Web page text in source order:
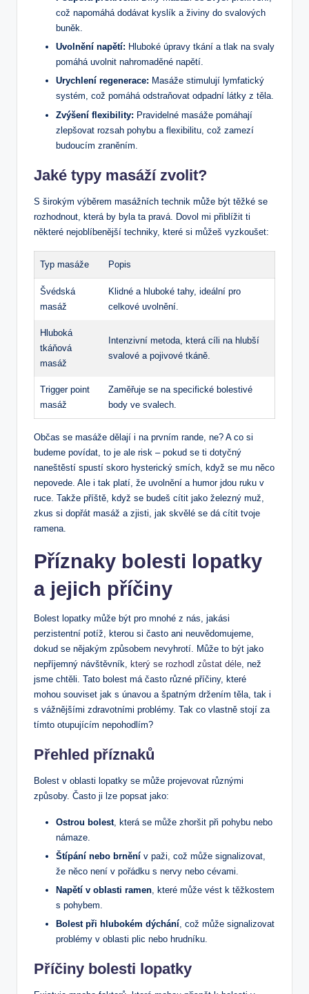
což napomáhá dodávat kyslík a živiny do svalových
buněk.
Uvolnění napětí: Hluboké úpravy tkání a tlak na svaly
pomáhá uvolnit nahromaděné napětí.
Urychlení regenerace: Masáže stimulují lymfatický
systém, což pomáhá odstraňovat odpadní látky z těla.
Zvýšení flexibility: Pravidelné masáže pomáhají
zlepšovat rozsah pohybu a flexibilitu, což zamezí
budoucím zraněním.
Jaké typy masáží zvolit?
S širokým výběrem masážních technik může být těžké se
rozhodnout, která by byla ta pravá. Dovol mi přiblížit ti
některé nejoblíbenější techniky, které si můžeš vyzkoušet:
Typ masáže Popis
Švédská
masáž
Klidné a hluboké tahy, ideální pro
celkové uvolnění.
Hluboká
tkáňová
masáž
Intenzivní metoda, která cíli na hlubší
svalové a pojivové tkáně.
Trigger point
masáž
Zaměřuje se na specifické bolestivé
body ve svalech.
Občas se masáže dělají i na prvním rande, ne? A co si
budeme povídat, to je ale risk – pokud se ti dotyčný
naneštěstí spustí skoro hysterický smích, když se mu něco
nepovede. Ale i tak platí, že uvolnění a humor jdou ruku v
ruce. Takže příště, když se budeš cítit jako železný muž,
zkus si dopřát masáž a zjisti, jak skvělé se dá cítit tvoje
ramena.
Příznaky bolesti lopatky
a jejich příčiny
Bolest lopatky může být pro mnohé z nás, jakási
perzistentní potíž, kterou si často ani neuvědomujeme,
dokud se nějakým způsobem nevyhrotí. Může to být jako
nepříjemný návštěvník, který se rozhodl zůstat déle , než
jsme chtěli. Tato bolest má často různé příčiny, které
mohou souviset jak s únavou a špatným držením těla, tak i
s vážnějšími zdravotními problémy. Tak co vlastně stojí za
tímto otupujícím nepohodlím?
Přehled příznaků
Bolest v oblasti lopatky se může projevovat různými
způsoby. Často ji lze popsat jako:
Ostrou bolest, která se může zhoršit při pohybu nebo
námaze.
Štípání nebo brnění v paži, což může signalizovat,
že něco není v pořádku s nervy nebo cévami.
Napětí v oblasti ramen , které může vést k těžkostem
s pohybem.
Bolest při hlubokém dýchání , což může signalizovat
problémy v oblasti plic nebo hrudníku.
Příčiny bolesti lopatky